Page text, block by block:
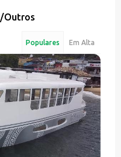
/Outros
Populares Em Alta